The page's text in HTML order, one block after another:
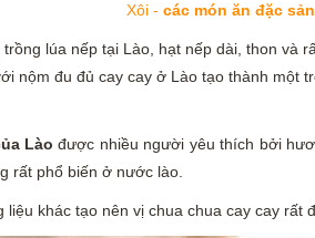
Xôi - các món ăn đặc
lúa nếp tại Lào, hạt nếp dài, thon và
nộm đu đủ cay cay ở Lào tạo thành một
Làođược nhiều người yêu thích bởi
rất phổ biến ở nước lào.
khác tạo nên vị chua chua cay cay rất